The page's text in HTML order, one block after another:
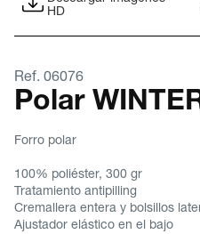
HD
Ref. 06076
Polar
Forro polar
100% poliéster, 300 gr
Tratamiento antipilling
Cremallera entera y bolsillos
Ajustador elástico en el bajo